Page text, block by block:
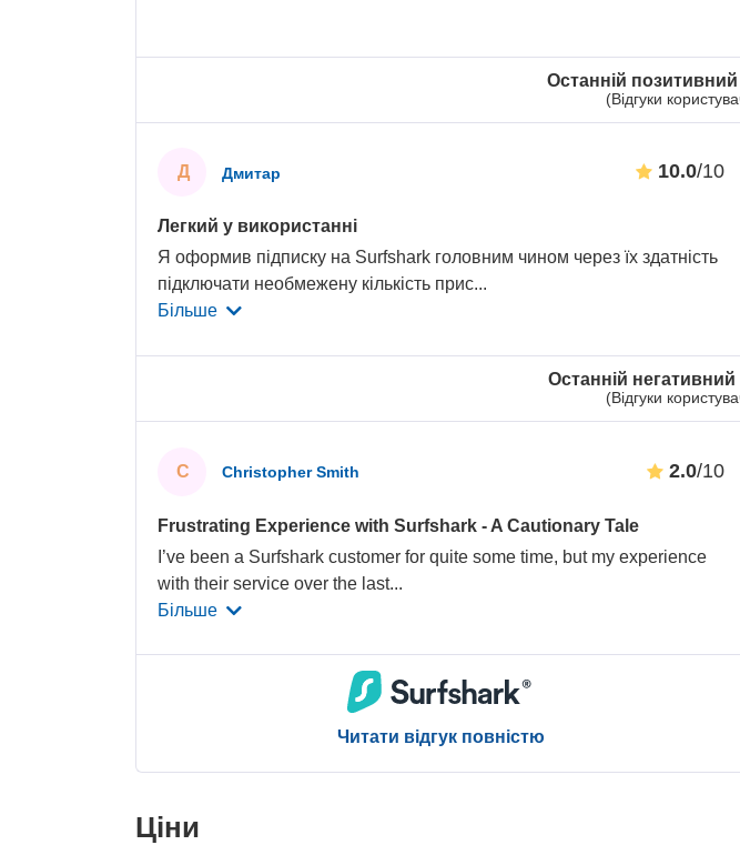
Останній
(Відгуки
Останній
(Відгуки
Д Дмитар 10.0/10
Легкий у використанні
Я оформив підписку на Surfshark головним чином через їх здатність
підключати необмежену кількість прис...
Більше
C Christopher Smith 2.0/10
Frustrating Experience with Surfshark - A Cautionary Tale
I’ve been a Surfshark customer for quite some time, but my experience
with their service over the last...
Більше
Читати відгук повністю
Ціни